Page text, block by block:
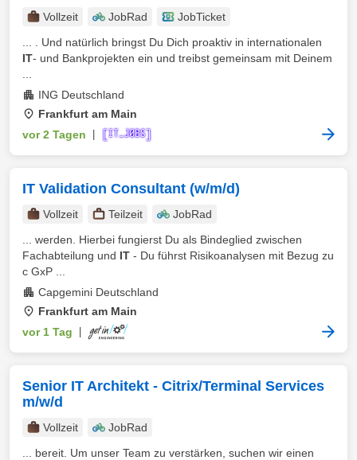
Vollzeit JobRad
JobTicket
... . Und natürlich bringst Du Dich proaktiv in internationalen
IT- und Bankprojekten ein und treibst gemeinsam mit Deinem
ING Deutschland
Frankfurt am Main
vor 2 Tagen
IT Validation Consultant (w/m/d)
Vollzeit Teilzeit
JobRad
... werden. Hierbei fungierst Du als Bindeglied zwischen
Fachabteilung und IT - Du führst Risikoanalysen mit Bezug zu
c GxP ...
Capgemini Deutschland
Frankfurt am Main
vor 1 Tag
Senior IT Architekt - Citrix/Terminal Services
m/w/d
Vollzeit
JobRad
... bereit. Um unser Team zu verstärken, suchen wir einen